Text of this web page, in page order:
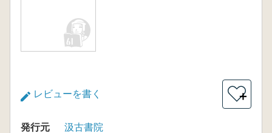
レビューを書く ＋
発行元
汲古書院